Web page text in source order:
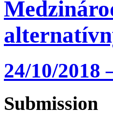
24/10/2018
Submission